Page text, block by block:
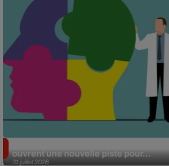
31 juillet 2026
ouvrent une nouvelle piste pour...